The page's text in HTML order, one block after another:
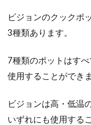
ツ
力
ビジョンのクックポ
3種類あります。
7種類のポットはす
使用することができま
ビジョンは高・低温
いずれにも使用する